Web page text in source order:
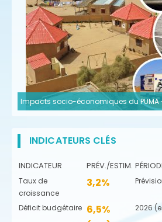
Impacts socio-économiques du PUMA
INDICATEURS CLÉS
INDICATEUR PRÉV./ESTIM.
Taux de
croissance
3,2%
Déficit budgétaire 6,5%
2026